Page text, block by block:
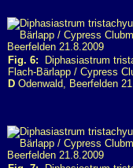
Fig. 6: Diphasiastrum
Flach-Bärlapp / Cypress
D Odenwald, Beerfelden